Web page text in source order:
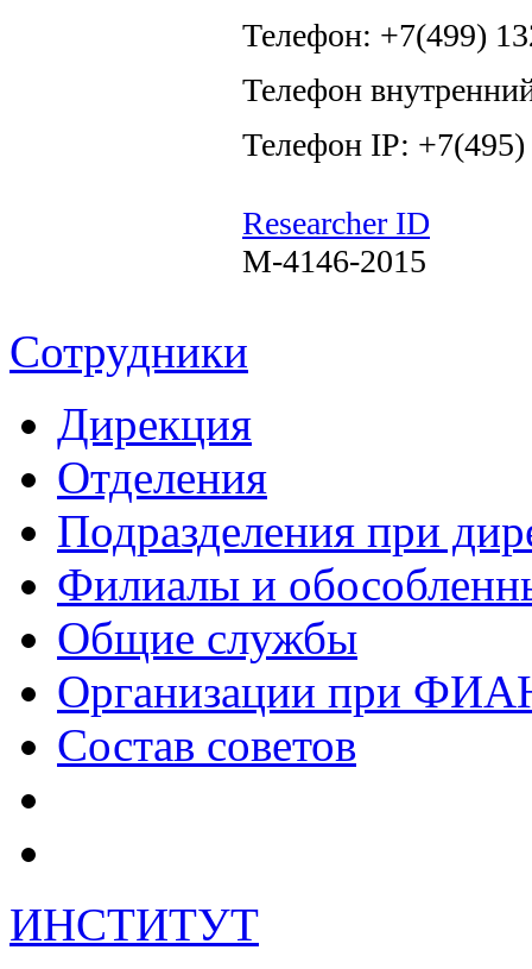
Телефон: +7(499)
Телефон
Телефон IP:
Researcher ID
M-4146-2015
Сотрудники
Дирекция
Отделения
Подразделения при
Филиалы и
Общие службы
Организации при
Состав советов
ИНСТИТУТ